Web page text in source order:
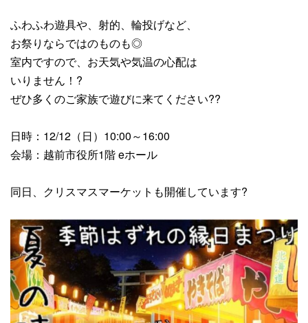
ふわふわ遊具や、射的、輪投げなど、
お祭りならではのものも◎
室内ですので、お天気や気温の心配は
いりません！?
ぜひ多くのご家族で遊びに来てください??
日時：12/12（日）10:00～16:00
会場：越前市役所1階 eホール
同日、クリスマスマーケットも開催しています?